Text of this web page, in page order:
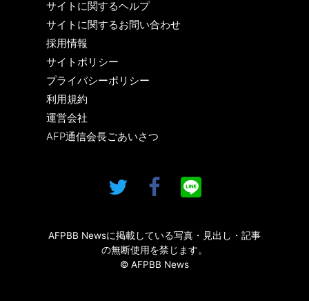
サイトに関するヘルプ
サイトに関するお問い合わせ
採用情報
サイトポリシー
プライバシーポリシー
利用規約
運営会社
AFP通信会長ごあいさつ
AFPBB Newsに掲載している写真・見出し・記事
の無断使用を禁じます。
© AFPBB News